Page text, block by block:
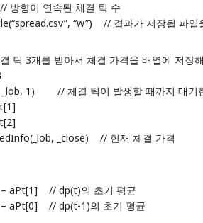
향이 연속된 체결 틱 수
“w”) // 결과가 저장될 파일
틱 3개를 받아서 체결 가격을 배열에 저장
_lob, 1) // 체결 틱이 발생할 때까지 대기
_close) // 현재 체결 가격
aPt[1] // dp(t)의 초기 평균
aPt[0] // dp(t-1)의 초기 평균